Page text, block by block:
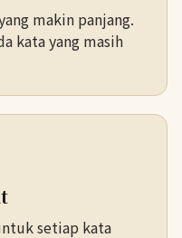
makin panjang.
kata yang masih
setiap kata